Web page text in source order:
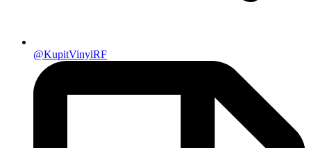
@KupitVinylRF